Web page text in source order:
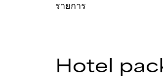
รายการ
Hotel